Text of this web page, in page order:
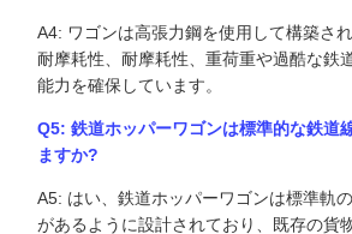
A4: ワゴンは高張力鋼を使用して構築さ
耐摩耗性、耐摩耗性、重荷重や過酷な鉄
能力を確保しています。
Q5: 鉄道ホッパーワゴンは標準的な鉄道
ますか?
A5: はい、鉄道ホッパーワゴンは標準軌
があるように設計されており、既存の貨